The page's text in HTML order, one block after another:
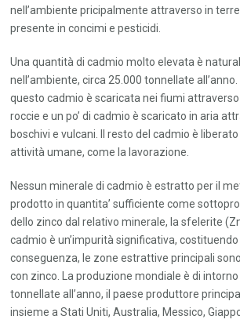
nell’ambiente pricipalmente attraverso in
presente in concimi e pesticidi.
Una quantità di cadmio molto elevata è
nell’ambiente, circa 25.000 tonnellate
questo cadmio è scaricata nei fiumi attraverso
roccie e un po’ di cadmio è scaricato in aria
boschivi e vulcani. Il resto del cadmio è
attività umane, come la lavorazione.
Nessun minerale di cadmio è estratto per il
prodotto in quantita’ sufficiente come
dello zinco dal relativo minerale, la sfelerite
cadmio è un’impurità significativa, costituendo
conseguenza, le zone estrattive principali
con zinco. La produzione mondiale è di intorno
tonnellate all’anno, il paese produttore
insieme a Stati Uniti, Australia, Messico,